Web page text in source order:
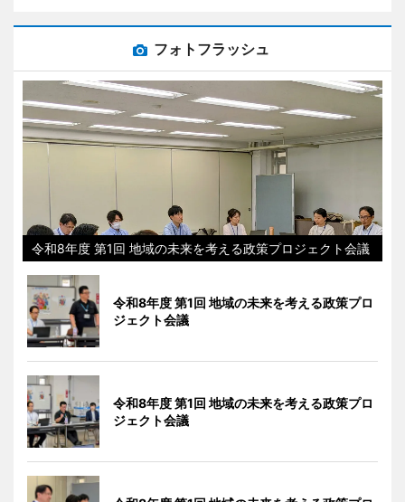
フォトフラッシュ
令和8年度 第1回 地域の未来を考える政策プロジェクト会議
令和8年度 第1回 地域の未来を考える政策プロ
ジェクト会議
令和8年度 第1回 地域の未来を考える政策プロ
ジェクト会議